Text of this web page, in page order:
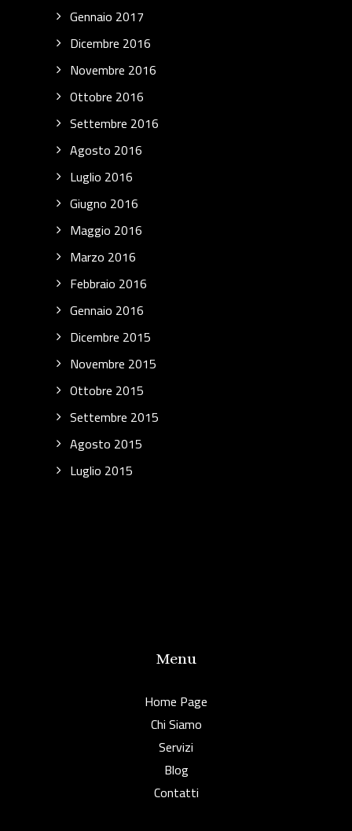
Gennaio 2017
Dicembre 2016
Novembre 2016
Ottobre 2016
Settembre 2016
Agosto 2016
Luglio 2016
Giugno 2016
Maggio 2016
Marzo 2016
Febbraio 2016
Gennaio 2016
Dicembre 2015
Novembre 2015
Ottobre 2015
Settembre 2015
Agosto 2015
Luglio 2015
Menu
Home Page
Chi Siamo
Servizi
Blog
Contatti